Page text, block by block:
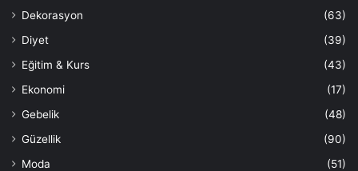
Dekorasyon
(63)
Diyet
(39)
Eğitim & Kurs
(43)
Ekonomi
(17)
Gebelik
(48)
Güzellik
(90)
Moda
(51)